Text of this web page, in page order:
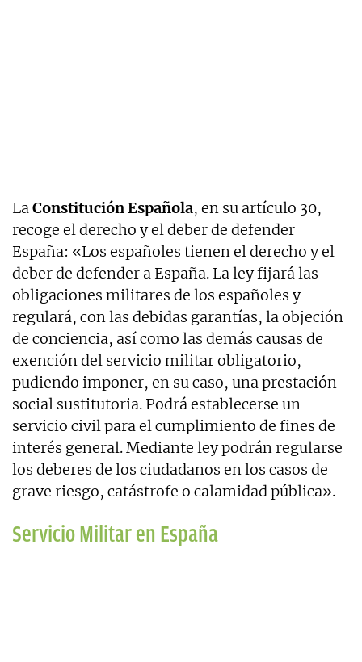
LaConstitución Española, en su artículo 30,
recoge el derecho y el deber de defender
España: «Los españoles tienen el derecho y el
deber de defender a España. La ley fijará las
obligaciones militares de los españoles y
regulará, con las debidas garantías, la objeción
de conciencia, así como las demás causas de
exención del servicio militar obligatorio,
pudiendo imponer, en su caso, una prestación
social sustitutoria. Podrá establecerse un
servicio civil para el cumplimiento de fines de
interés general. Mediante ley podrán regularse
los deberes de los ciudadanos en los casos de
grave riesgo, catástrofe o calamidad pública».
Servicio Militar en España